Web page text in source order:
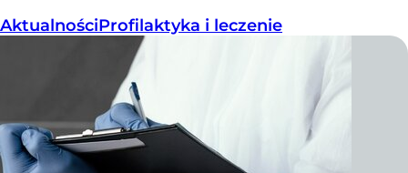
AktualnościProfilaktyka i leczenie